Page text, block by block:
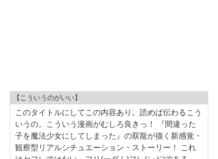
【こういうのがいい】
このタイトルにしてこの内容あり。読めば伝わるこう
いうの。こういう漫画がむしろ良きっ！ 『間違った
子を魔法少女にしてしまった』の双龍が描く新感覚・
観察型リアルシチュエーション・ストーリー！ これ